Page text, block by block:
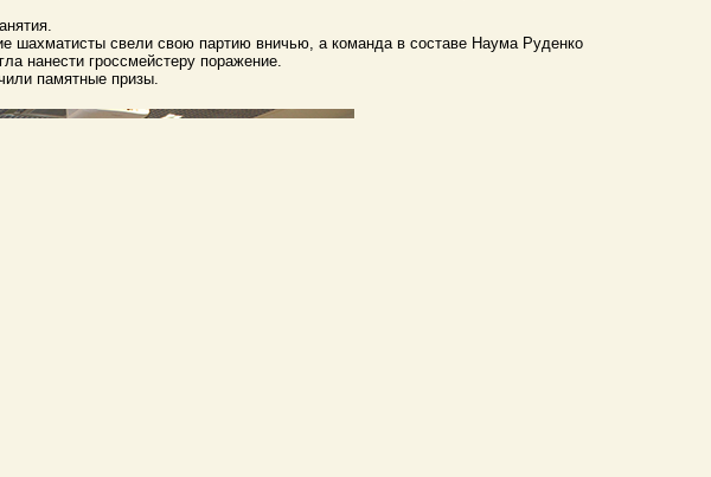
шахматисты свели свою партию вничью, а команда в составе Наума Руденко
нанести гроссмейстеру поражение.
памятные призы.